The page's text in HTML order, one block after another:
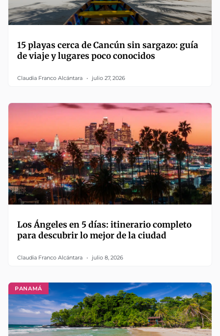
15 playas cerca de Cancún sin sargazo: guía
de viaje y lugares poco conocidos
Claudia Franco Alcántara julio 27, 2026
Los Ángeles en 5 días: itinerario completo
para descubrir lo mejor de la ciudad
Claudia Franco Alcántara julio 8, 2026
PANAMÁ